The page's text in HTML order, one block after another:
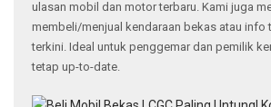
ulasan mobil dan motor terbaru. Kami juga
membeli/menjual kendaraan bekas atau
terkini. Ideal untuk penggemar dan pemilik
tetap up-to-date.